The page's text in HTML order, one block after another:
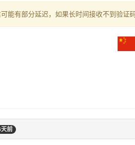
能有部分延迟，如果长时间接收不到验证
前